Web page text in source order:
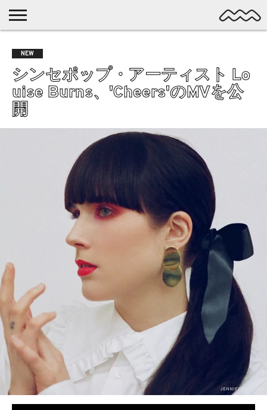
MUSIC
LATEST
POSTS
SPOTLIGHT
NYP
/ DL
DISCOVERY
POP
ALTERNATIVE
ELECTRONIC
EXPERIMENTAL
R&B
NEW
シンセポップ・アーティスト Lo
uise Burns、'Cheers'のMVを公
開
JENNIFER LATOUR